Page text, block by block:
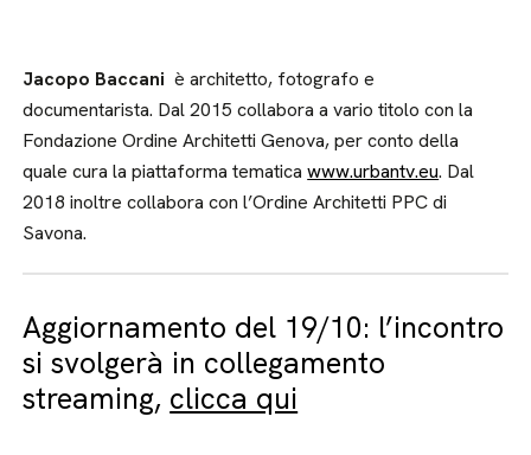
Jacopo Baccani è architetto, fotografo e
documentarista. Dal 2015 collabora a vario titolo con la
Fondazione Ordine Architetti Genova, per conto della
quale cura la piattaforma tematicawww.urbantv.eu. Dal
2018 inoltre collabora con l’Ordine Architetti PPC di
Savona.
Aggiornamento del 19/10: l’incontro
si svolgerà in collegamento
streaming, clicca qui